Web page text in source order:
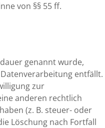
von §§ 55 ff.
genannt wurde,
entfällt.
zur
anderen rechtlich
(z. B. steuer- oder
Löschung nach Fortfall